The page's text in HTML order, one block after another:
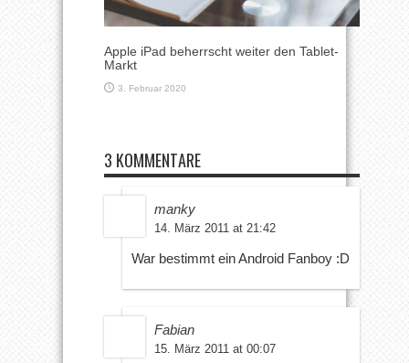
Apple iPad beherrscht weiter den Tablet-
Markt
3. Februar 2020
3 KOMMENTARE
manky
14. März 2011 at 21:42
War bestimmt ein Android Fanboy :D
Fabian
15. März 2011 at 00:07